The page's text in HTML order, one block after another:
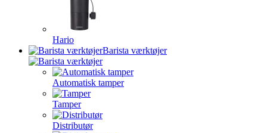
Hario
Barista værktøjer
Automatisk tamper
Tamper
Distributør